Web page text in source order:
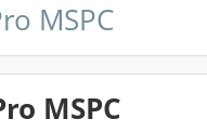
MSPC
MSPC